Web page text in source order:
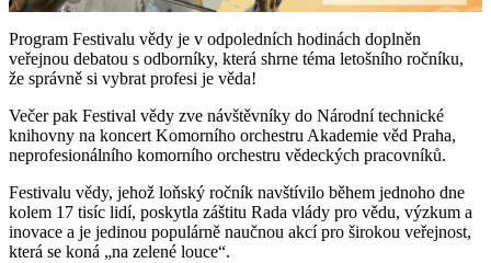
Program Festivalu vědy je v odpoledních hodinách doplněn
veřejnou debatou s odborníky, která shrne téma letošního ročníku,
že správně si vybrat profesi je věda!
Večer pak Festival vědy zve návštěvníky do Národní technické
knihovny na koncert Komorního orchestru Akademie věd Praha,
neprofesionálního komorního orchestru vědeckých pracovníků.
Festivalu vědy, jehož loňský ročník navštívilo během jednoho dne
kolem 17 tisíc lidí, poskytla záštitu Rada vlády pro vědu, výzkum a
inovace a je jedinou populárně naučnou akcí pro širokou veřejnost,
která se koná „na zelené louce“.